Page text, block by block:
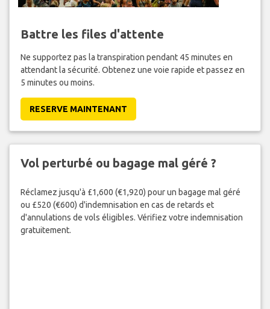
Battre les files d'attente
Ne supportez pas la transpiration pendant 45 minutes en
attendant la sécurité. Obtenez une voie rapide et passez en
5 minutes ou moins.
RESERVE MAINTENANT
Vol perturbé ou bagage mal géré ?
Réclamez jusqu'à £1,600 (€1,920) pour un bagage mal géré
ou £520 (€600) d'indemnisation en cas de retards et
d'annulations de vols éligibles. Vérifiez votre indemnisation
gratuitement.